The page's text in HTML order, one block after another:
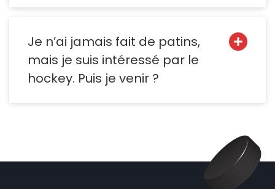
Je n’ai jamais fait de patins,
mais je suis intéressé par le
hockey. Puis je venir ?